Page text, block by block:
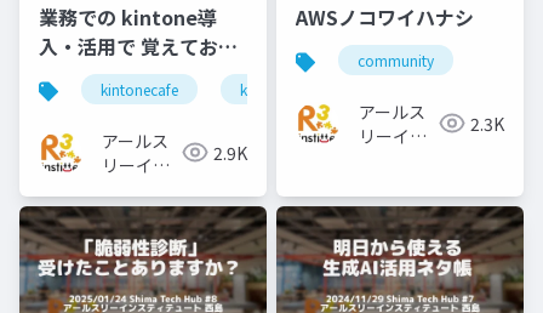
業務での kintone導
入・活用で 覚えておき
たい ○○○○
kintonecafe kintone
アールス
リーイン
ュート
2.9K
AWSノコワイハナシ
community
アールス
リーイン
2.3K